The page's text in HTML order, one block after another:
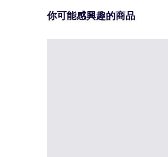
你可能感興趣的商品